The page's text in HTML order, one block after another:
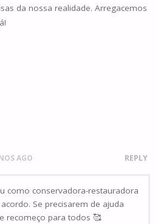
da nossa realidade. Arregacemos
AGO REPLY
como conservadora-restauradora
Se precisarem de ajuda
recomeço para todos 🥰